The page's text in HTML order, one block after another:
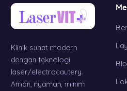
Klinik sunat modern
dengan teknologi
laser/electrocautery.
Aman, nyaman, minim